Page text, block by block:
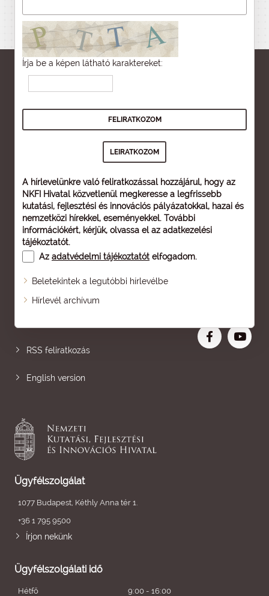
Írja be a képen látható karaktereket:
A hírlevelünkre való feliratkozással hozzájárul, hogy az
NKFI Hivatal közvetlenül megkeresse a legfrissebb
kutatási, fejlesztési és innovációs pályázatokkal, hazai és
nemzetközi hírekkel, eseményekkel. További
információkért, kérjük, olvassa el az adatkezelési
tájékoztatót.
Az adatvédelmi tájékoztatót elfogadom.
Beletekintek a legutóbbi hírlevélbe
Hírlevél archívum
Oldaltérkép
RSS feliratkozás
English version
Ügyfélszolgálat
1077 Budapest, Kéthly Anna tér 1.
+36 1 795 9500
Írjon nekünk
Ügyfélszolgálati idő
Hétfő 9:00 - 16:00